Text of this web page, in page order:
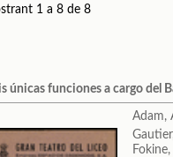
1 a 8 de 8
únicas funciones a cargo del
Adam,